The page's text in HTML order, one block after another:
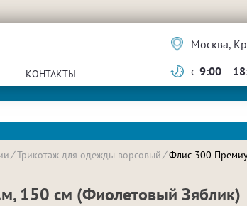
КОНТАКТЫ
Москва,
с 9:00 -
Трикотаж для одежды ворсовый Флис 300
150 см (Фиолетовый Зяблик)